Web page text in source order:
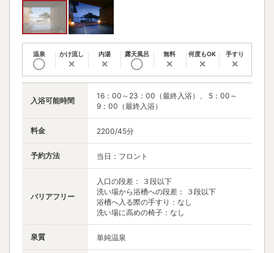
温泉
◯
かけ流し
✕
内湯
✕
露天風呂
◯
無料
✕
何度もOK
✕
手すり
✕
入浴可能時間
16：00～23：00（最終入浴）、 5：00～
9：00（最終入浴）
料金 2200/45分
予約方法 当日：フロント
バリアフリー
入口の段差： ３段以下
洗い場から浴槽への段差： ３段以下
浴槽へ入る際の手すり：なし
洗い場に高めの椅子：なし
泉質 単純温泉